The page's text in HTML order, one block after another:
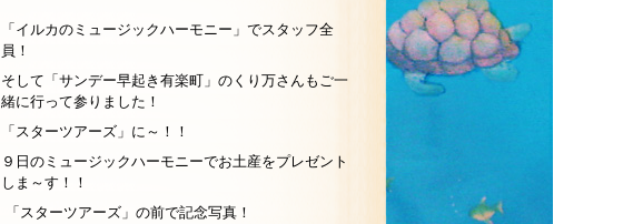
「イルカのミュージックハーモニー」でスタッフ全
員！
そして「サンデー早起き有楽町」のくり万さんもご一
緒に行って参りました！
「スターツアーズ」に～！！
９日のミュージックハーモニーでお土産をプレゼント
しま～す！！
「スターツアーズ」の前で記念写真！